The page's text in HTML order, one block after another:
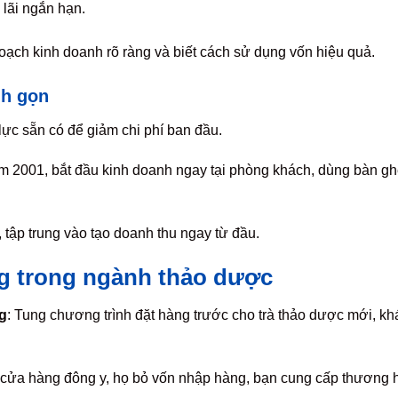
ngắn hạn.
kinh doanh rõ ràng và biết cách sử dụng vốn hiệu quả.
gọn
sẵn có để giảm chi phí ban đầu.
2001, bắt đầu kinh doanh ngay tại phòng khách, dùng bàn
trung vào tạo doanh thu ngay từ đầu.
trong ngành thảo dược
: Tung chương trình đặt hàng trước cho trà thảo dược mới,
hàng đông y, họ bỏ vốn nhập hàng, bạn cung cấp thương